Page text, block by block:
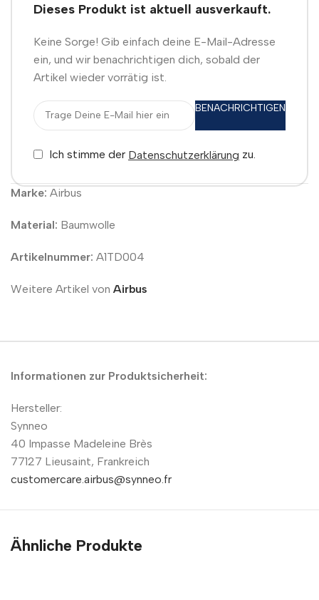
Dieses Produkt ist aktuell ausverkauft.
Keine Sorge! Gib einfach deine E-Mail-Adresse
ein, und wir benachrichtigen dich, sobald der
Artikel wieder vorrätig ist.
BENACHRICHTIGEN
Ich stimme der Datenschutzerklärung zu.
Marke: Airbus
Material: Baumwolle
Artikelnummer: A1TD004
Weitere Artikel von Airbus
Informationen zur Produktsicherheit:
Hersteller:
Synneo
40 Impasse Madeleine Brès
77127 Lieusaint, Frankreich
customercare.airbus@synneo.fr
Ähnliche Produkte